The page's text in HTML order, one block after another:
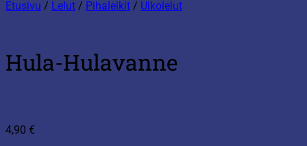
Etusivu / Lelut / Pihaleikit / Ulkolelut
Hula-Hulavanne
4,90 €